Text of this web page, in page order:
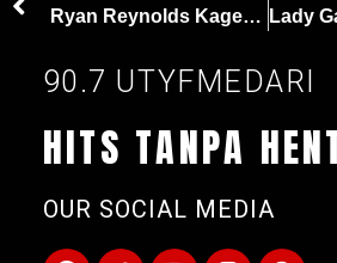
Ryan Reynolds Kaget Deadpool 3 Dikasih Rating R: Langkah Besar Disney
90.7 UTYFMEDARI
HITS TANPA
OUR SOCIAL MEDIA